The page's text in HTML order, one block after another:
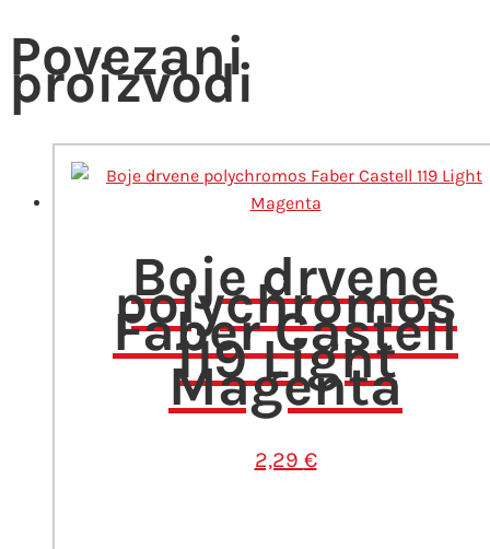
Povezani
proizvodi
Boje drvene
polychromos
Faber Castell
119 Light
Magenta
2,29 €